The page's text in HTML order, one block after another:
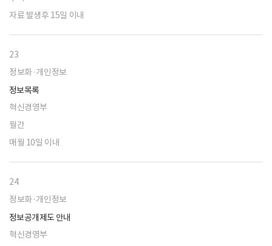
자료 발생후 15일 이내
23
정보화·개인정보
정보목록
혁신경영부
월간
매월 10일 이내
24
정보화·개인정보
정보공개제도 안내
혁신경영부